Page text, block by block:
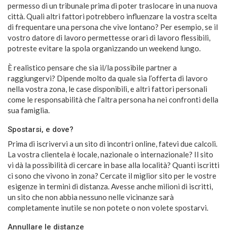
permesso di un tribunale prima di poter traslocare in una nuova
città. Quali altri fattori potrebbero influenzare la vostra scelta
di frequentare una persona che vive lontano? Per esempio, se il
vostro datore di lavoro permettesse orari di lavoro flessibili,
potreste evitare la spola organizzando un weekend lungo.
È realistico pensare che sia il/la possibile partner a
raggiungervi? Dipende molto da quale sia l’offerta di lavoro
nella vostra zona, le case disponibili, e altri fattori personali
come le responsabilità che l’altra persona ha nei confronti della
sua famiglia.
Spostarsi, e dove?
Prima di iscrivervi a un sito di incontri online, fatevi due calcoli.
La vostra clientela è locale, nazionale o internazionale? Il sito
vi dà la possibilità di cercare in base alla località? Quanti iscritti
ci sono che vivono in zona? Cercate il miglior sito per le vostre
esigenze in termini di distanza. Avesse anche milioni di iscritti,
un sito che non abbia nessuno nelle vicinanze sarà
completamente inutile se non potete o non volete spostarvi.
Annullare le distanze